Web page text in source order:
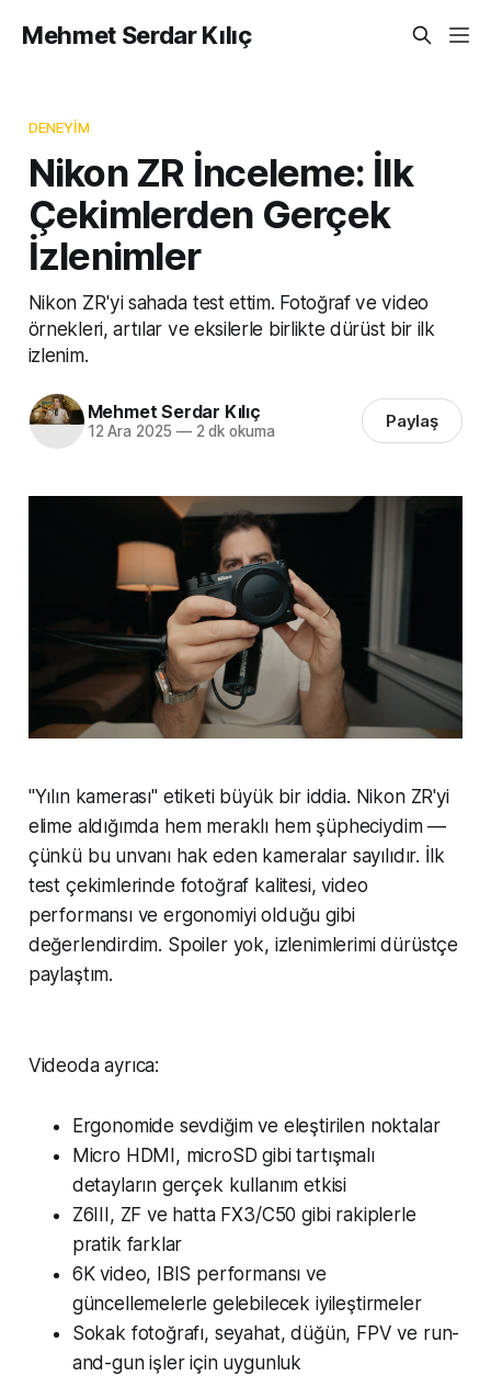
Mehmet Serdar Kılıç
DENEYIM
Nikon ZR İnceleme: İlk
Çekimlerden Gerçek
İzlenimler
Nikon ZR'yi sahada test ettim. Fotoğraf ve video
örnekleri, artılar ve eksilerle birlikte dürüst bir ilk
izlenim.
Mehmet Serdar Kılıç
12 Ara 2025 —2 dk okuma Paylaş
"Yılın kamerası" etiketi büyük bir iddia. Nikon ZR'yi
elime aldığımda hem meraklı hem şüpheciydim —
çünkü bu unvanı hak eden kameralar sayılıdır. İlk
test çekimlerinde fotoğraf kalitesi, video
performansı ve ergonomiyi olduğu gibi
değerlendirdim. Spoiler yok, izlenimlerimi dürüstçe
paylaştım.
Videoda ayrıca:
Ergonomide sevdiğim ve eleştirilen noktalar
Micro HDMI, microSD gibi tartışmalı
detayların gerçek kullanım etkisi
Z6III, ZF ve hatta FX3/C50 gibi rakiplerle
pratik farklar
6K video, IBIS performansı ve
güncellemelerle gelebilecek iyileştirmeler
Sokak fotoğrafı, seyahat, düğün, FPV ve run-
and-gun işler için uygunluk